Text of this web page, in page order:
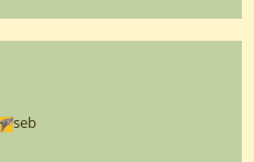
seb